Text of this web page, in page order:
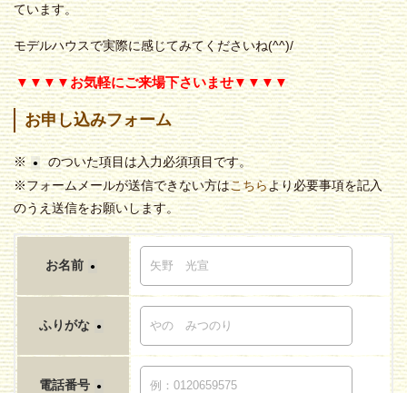
ています。
モデルハウスで実際に感じてみてくださいね(^^)/
▼▼▼▼お気軽にご来場下さいませ▼▼▼▼
お申し込みフォーム
※ ●
のついた項目は入力必須項目です。
※フォームメールが送信できない方はこちらより必要事項を記入
のうえ送信をお願いします。
お名前 ●
ふりがな ●
電話番号 ●